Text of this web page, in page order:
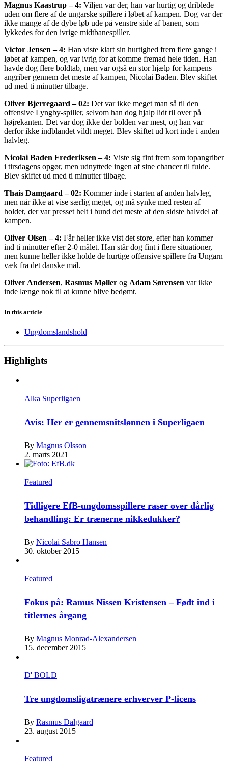
Magnus Kaastrup – 4: Viljen var der, han var hurtig og driblede
uden om flere af de ungarske spillere i løbet af kampen. Dog var der
ikke mange af de dybe løb ude på venstre side af banen, som
lykkedes for den ivrige midtbanespiller.
Victor Jensen – 4: Han viste klart sin hurtighed frem flere gange i
løbet af kampen, og var ivrig for at komme fremad hele tiden. Han
havde dog flere boldtab, men var også en stor hjælp for kampens
angriber gennem det meste af kampen, Nicolai Baden. Blev skiftet
ud med ti minutter tilbage.
Oliver Bjerregaard – 02: Det var ikke meget man så til den
offensive Lyngby-spiller, selvom han dog hjalp lidt til over på
højrekanten. Det var dog ikke der bolden var mest, og han var
derfor ikke indblandet vildt meget. Blev skiftet ud kort inde i anden
halvleg.
Nicolai Baden Frederiksen – 4: Viste sig fint frem som topangriber
i tirsdagens opgør, men udnyttede ingen af sine chancer til fulde.
Blev skiftet ud med ti minutter tilbage.
Thais Damgaard – 02: Kommer inde i starten af anden halvleg,
men når ikke at vise særlig meget, og må synke med resten af
holdet, der var presset helt i bund det meste af den sidste halvdel af
kampen.
Oliver Olsen – 4: Får heller ikke vist det store, efter han kommer
ind ti minutter efter 2-0 målet. Han står dog fint i flere situationer,
men kunne heller ikke holde de hurtige offensive spillere fra Ungarn
væk fra det danske mål.
Oliver Andersen, Rasmus Møller og Adam Sørensen var ikke
inde længe nok til at kunne blive bedømt.
In this article
Ungdomslandshold
Highlights
Alka Superligaen
Avis: Her er gennemsnitslønnen i Superligaen
By Magnus Olsson
2. marts 2021
Featured
Tidligere EfB-ungdomsspillere raser over dårlig
behandling: Er trænerne nikkedukker?
By Nicolai Sabro Hansen
30. oktober 2015
Featured
Fokus på: Ramus Nissen Kristensen – Født ind i
titlernes årgang
By Magnus Monrad-Alexandersen
15. december 2015
D' BOLD
Tre ungdomsligatrænere erhverver P-licens
By Rasmus Dalgaard
23. august 2015
Featured